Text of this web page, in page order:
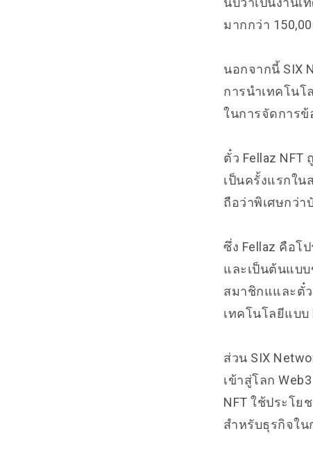
มากกว่า
นอกจากนี้ SIX
การนำเทคโนโ
ในการจัดการข้
ตั๋ว Fellaz NFT
เป็นครั้งแรกใน
ถือว่าพิเศษกว่า
ซึ่ง Fellaz คือโป
และเป็นต้นแบบ
สมาชิกแและตั๋
เทคโนโลยีแบบ
ส่วน SIX
เข้าสู่โลก
NFT ใช้ประโย
สำหรับธุรกิจใน